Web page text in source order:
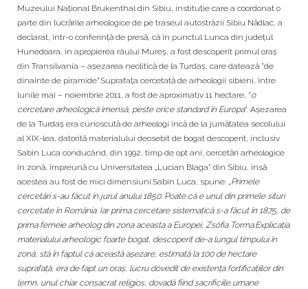
Muzeului Național Brukenthal din Sibiu, instituție care a coordonat o
parte din lucrările arheologice de pe traseul autostrăzii Sibiu Nădlac, a
declarat, într-o conferință de presă, că în punctul Lunca din județul
Hunedoara, în apropierea râului Mureș, a fost descoperit primul oraș
din Transilvania – așezarea neolitică de la Turdaș, care datează ”de
dinainte de piramide”.Suprafața cercetată de arheologii sibieni, între
lunile mai – noiembrie 2011, a fost de aproximativ 11 hectare, ”o
cercetare arheologică imensă, peste orice standard în Europa”. Așezarea
de la Turdaș era cunoscută de arheologi încă de la jumătatea secolului
al XIX-lea, datorită materialului deosebit de bogat descoperit, inclusiv
Sabin Luca conducând, din 1992, timp de opt ani, cercetări arheologice
în zonă, împreună cu Universitatea „Lucian Blaga” din Sibiu, însă
acestea au fost de mici dimensiuni.Sabin Luca, spune: „Primele
cercetări s-au făcut in jurul anului 1850. Poate că e unul din primele situri
cercetate în România. Iar prima cercetare sistematică s-a făcut în 1875, de
prima femeie arheolog din zona aceasta a Europei, Zsófia Torma.Explicația
materialului arheologic foarte bogat, descoperit de-a lungul timpului în
zonă, stă în faptul că această așezare, estimată la 100 de hectare
suprafață, era de fapt un oraș, lucru dovedit de existența fortificațiilor din
lemn, unul chiar consacrat religios, dovadă fiind sacrificiile umane